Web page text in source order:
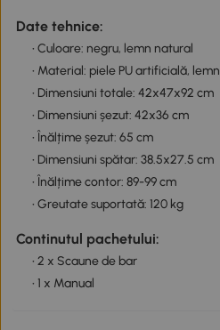
Date tehnice:
• Culoare: negru, lemn natural
• Material: piele PU artificială, lemn
• Dimensiuni totale: 42x47x92 cm
• Dimensiuni șezut: 42x36 cm
• Înălțime șezut: 65 cm
• Dimensiuni spătar: 38.5x27.5 cm
• Înălțime contor: 89-99 cm
• Greutate suportată: 120 kg
Continutul pachetului:
• 2 x Scaune de bar
• 1 x Manual